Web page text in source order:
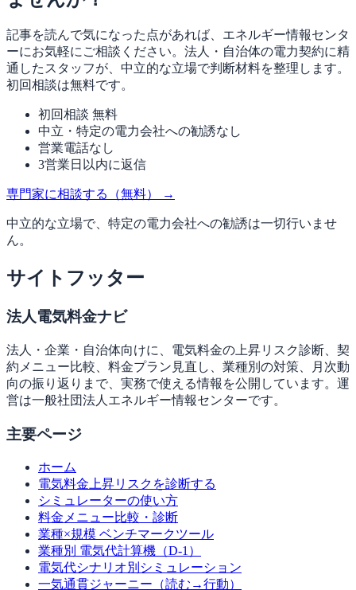
記事を読んで気になった点があれば、エネルギー情報センタ
ーにお気軽にご相談ください。法人・自治体の電力契約に精
通したスタッフが、中立的な立場で判断材料を整理します。
初回相談は無料です。
初回相談 無料
中立・特定の電力会社への勧誘なし
営業電話なし
3営業日以内に返信
専門家に相談する（無料） →
中立的な立場で、特定の電力会社への勧誘は一切行いませ
ん。
サイトフッター
法人電気料金ナビ
法人・企業・自治体向けに、電気料金の上昇リスク診断、契
約メニュー比較、料金プラン見直し、業種別の対策、月次動
向の振り返りまで、実務で使える情報を公開しています。運
営は一般社団法人エネルギー情報センターです。
主要ページ
ホーム
電気料金上昇リスクを診断する
シミュレーターの使い方
料金メニュー比較・診断
業種×規模 ベンチマークツール
業種別 電気代計算機（D-1）
電気代シナリオ別シミュレーション
一気通貫ジャーニー（読む→行動）